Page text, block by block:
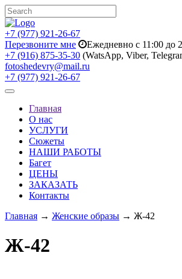
+7 (977) 921-26-67
Перезвоните мне
Ежедневно с 11:00 до
+7 (916) 875-35-30 (WatsApp, Viber,
fotoshedevry@mail.ru
+7 (977) 921-26-67
Toggle
navigationГлавная
О нас
УСЛУГИ
Сюжеты
НАШИ РАБОТЫ
Багет
ЦЕНЫ
ЗАКАЗАТЬ
Контакты
Главная → Женские образы → Ж-42
Ж-42